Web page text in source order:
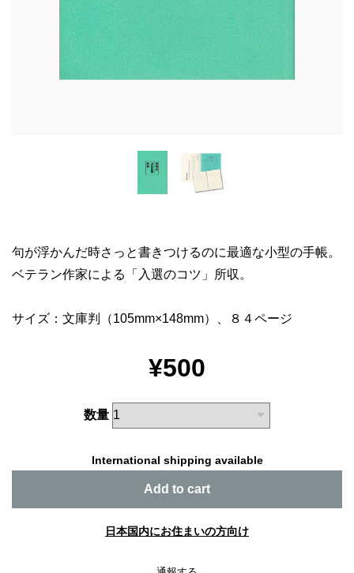
句が浮かんだ時さっと書きつけるのに最適な小型の手帳。
ベテラン作家による「入選のコツ」所収。
サイズ：文庫判（105mm×148mm）、８４ページ
¥500
数量
International shipping available
Add to cart
日本国内にお住まいの方向け